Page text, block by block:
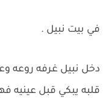
في بيت نبيل .
دخل نبيل غرفه روعه
قلبه يبكي قبل عينيه